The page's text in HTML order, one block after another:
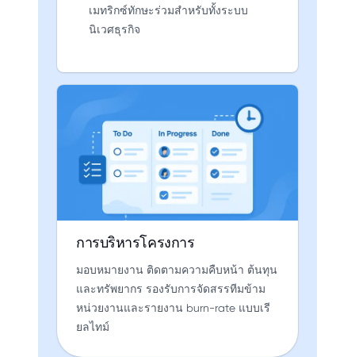
เมทริกซ์ทักษะร่วมสำหรับทั้งระบบ
นิเวศธุรกิจ
การบริหารโครงการ
มอบหมายงาน ติดตามความคืบหน้า ต้นทุน
และทรัพยากร รองรับการจัดสรรทีมข้าม
หน่วยงานและรายงาน burn-rate แบบเรี
ยลไทม์